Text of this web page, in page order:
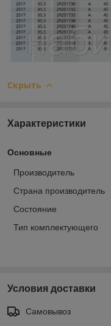
Скрыть
Характеристики
Основные
Производитель
Страна производитель
Состояние
Тип комплектующего
Условия доставки
Самовывоз